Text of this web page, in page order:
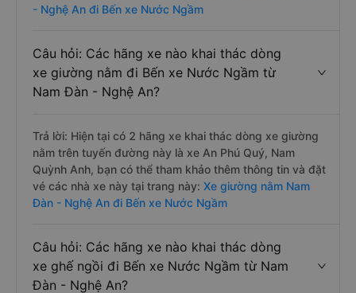
- Nghệ An đi Bến xe Nước Ngầm
Câu hỏi: Các hãng xe nào khai thác dòng
xe giường nằm đi Bến xe Nước Ngầm từ
Nam Đàn - Nghệ An?
Trả lời: Hiện tại có 2 hãng xe khai thác dòng xe giường
nằm trên tuyến đường này là xe An Phú Quý, Nam
Quỳnh Anh, bạn có thể tham khảo thêm thông tin và đặt
vé các nhà xe này tại trang này: Xe giường nằm Nam
Đàn - Nghệ An đi Bến xe Nước Ngầm
Câu hỏi: Các hãng xe nào khai thác dòng
xe ghế ngồi đi Bến xe Nước Ngầm từ Nam
Đàn - Nghệ An?